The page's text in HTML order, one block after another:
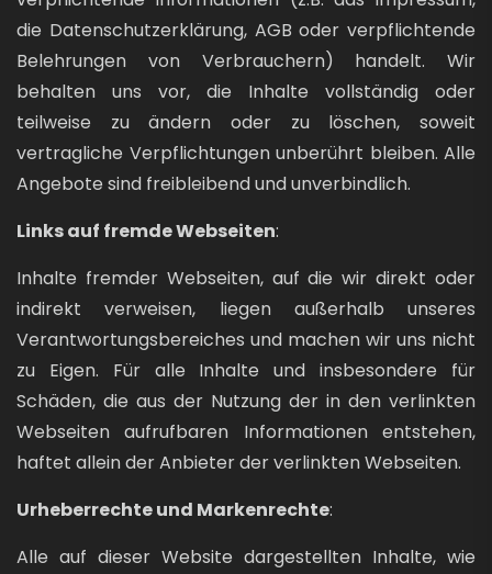
die Datenschutzerklärung, AGB oder verpflichtende
Belehrungen von Verbrauchern) handelt. Wir
behalten uns vor, die Inhalte vollständig oder
teilweise zu ändern oder zu löschen, soweit
vertragliche Verpflichtungen unberührt bleiben. Alle
Angebote sind freibleibend und unverbindlich.
Links auf fremde Webseiten:
Inhalte fremder Webseiten, auf die wir direkt oder
indirekt verweisen, liegen außerhalb unseres
Verantwortungsbereiches und machen wir uns nicht
zu Eigen. Für alle Inhalte und insbesondere für
Schäden, die aus der Nutzung der in den verlinkten
Webseiten aufrufbaren Informationen entstehen,
haftet allein der Anbieter der verlinkten Webseiten.
Urheberrechte und Markenrechte:
Alle auf dieser Website dargestellten Inhalte, wie